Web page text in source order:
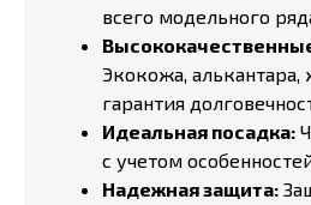
всего модельного
Экокожа, алькантара,
гарантия
Идеальная посадка:
с учетом
Надежная защита: